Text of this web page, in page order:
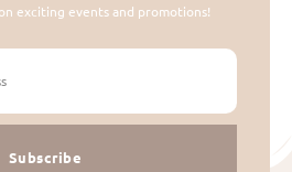
exciting events and promotions!
Subscribe